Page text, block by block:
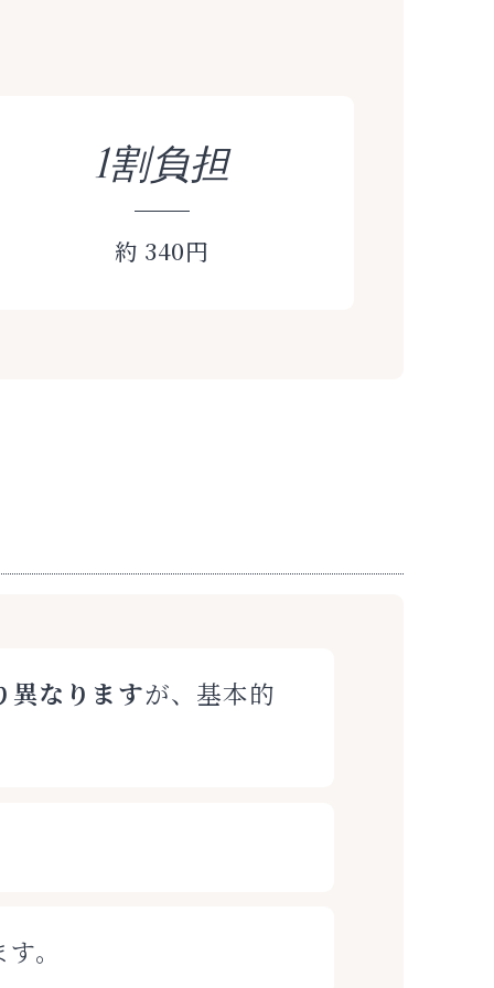
1割負担
約 340円
異なりますが、基本的
。